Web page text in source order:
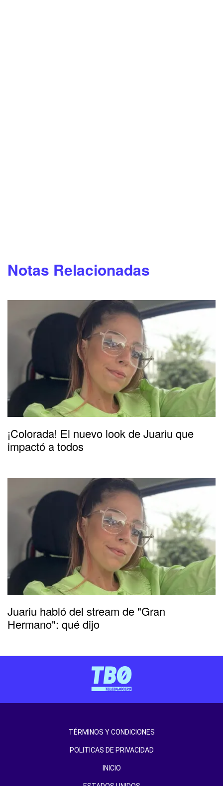
Notas Relacionadas
¡Colorada! El nuevo look de Juariu que
impactó a todos
Juariu habló del stream de "Gran
Hermano": qué dijo
TÉRMINOS Y CONDICIONES
POLITICAS DE PRIVACIDAD
INICIO